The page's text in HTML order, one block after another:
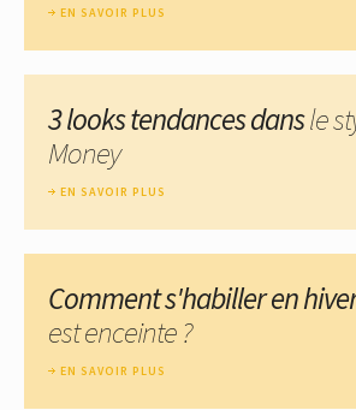
EN SAVOIR PLUS
3 looks tendances dansle
Money
EN SAVOIR PLUS
Comment s'habiller en
est enceinte ?
EN SAVOIR PLUS